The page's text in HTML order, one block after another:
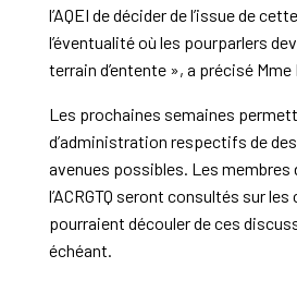
l’AQEI de décider de l’issue de
l’éventualité où les pourparlers
terrain d’entente », a précisé Mme
Les prochaines semaines
d’administration respectifs de
avenues possibles. Les membres
l’ACRGTQ seront consultés sur
pourraient découler de ces
échéant.